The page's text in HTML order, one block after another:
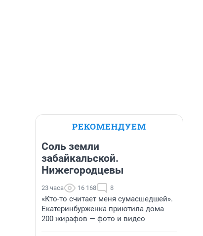
РЕКОМЕНДУЕМ
Соль земли
забайкальской.
Нижегородцевы
23 часа 16 168 8
«Кто-то считает меня сумасшедшей».
Екатеринбурженка приютила дома
200 жирафов — фото и видео